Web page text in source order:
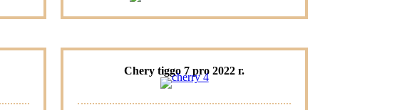
Chery tiggo 7 pro 2022 г.